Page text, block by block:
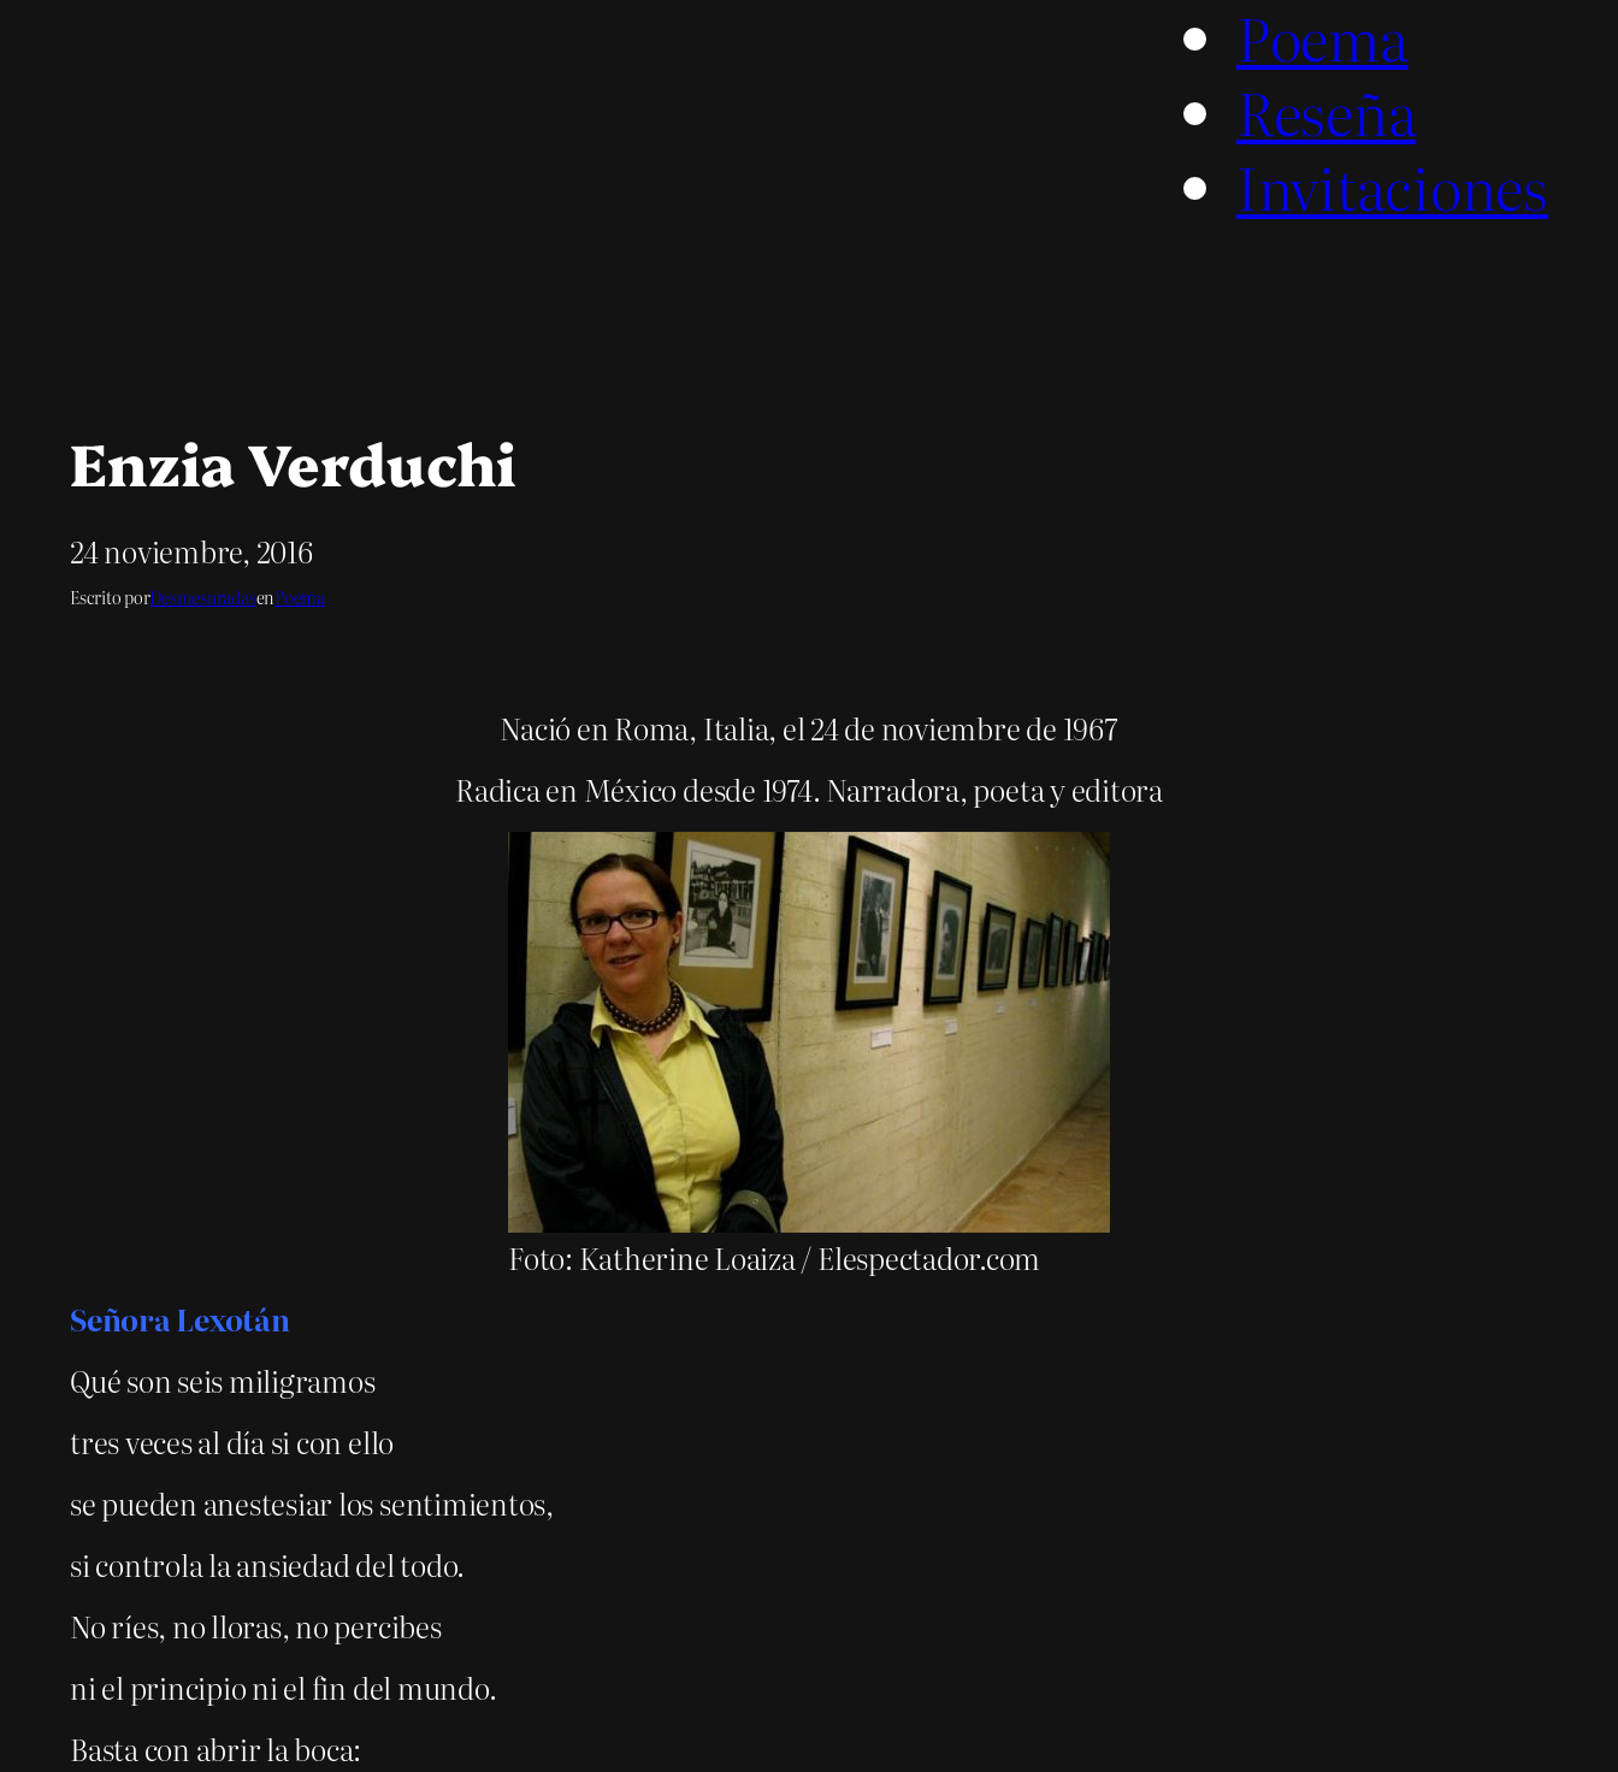
Poema
Reseña
Invitaciones
Enzia Verduchi
24 noviembre, 2016
Escrito porDesmesuradasenPoema
Nació en Roma, Italia, el 24 de noviembre de 1967
Radica en México desde 1974. Narradora, poeta y editora
Foto: Katherine Loaiza / Elespectador.com
Señora Lexotán
Qué son seis miligramos
tres veces al día si con ello
se pueden anestesiar los sentimientos,
si controla la ansiedad del todo.
No ríes, no lloras, no percibes
ni el principio ni el fin del mundo.
Basta con abrir la boca: